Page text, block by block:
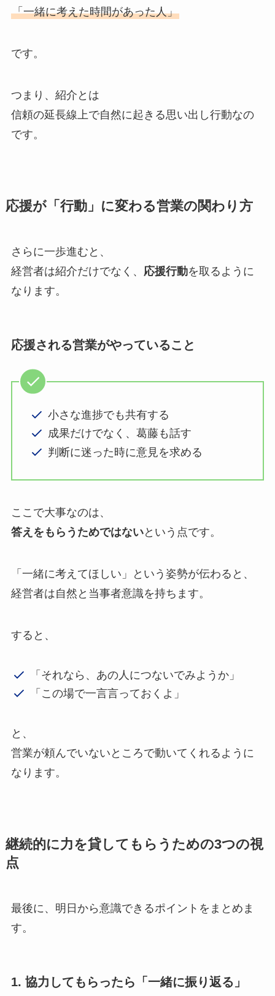
「一緒に考えた時間があった人」
です。
つまり、紹介とは
信頼の延長線上で自然に起きる思い出し行動なの
です。
応援が「行動」に変わる営業の関わり方
さらに一歩進むと、
経営者は紹介だけでなく、 応援行動を取るように
なります。
応援される営業がやっていること
小さな進捗でも共有する
成果だけでなく、葛藤も話す
判断に迷った時に意見を求める
ここで大事なのは、
答えをもらうためではないという点です。
「一緒に考えてほしい」という姿勢が伝わると、
経営者は自然と当事者意識を持ちます。
すると、
「それなら、あの人につないでみようか」
「この場で一言言っておくよ」
と、
営業が頼んでいないところで動いてくれるように
なります。
継続的に力を貸してもらうための3つの視
点
最後に、明日から意識できるポイントをまとめま
す。
1. 協力してもらったら「一緒に振り返る」